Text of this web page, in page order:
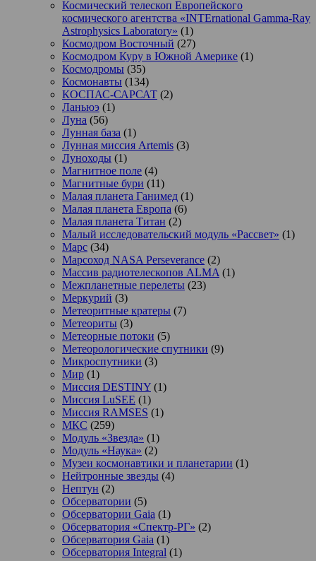
Космический телескоп Европейского
космического агентства «INTErnational Gamma-Ray
Astrophysics Laboratory» (1)
Космодром Восточный (27)
Космодром Куру в Южной Америке (1)
Космодромы (35)
Космонавты (134)
КОСПАС-САРСАТ (2)
Ланьюэ (1)
Луна (56)
Лунная база (1)
Лунная миссия Artemis (3)
Луноходы (1)
Магнитное поле (4)
Магнитные бури (11)
Малая планета Ганимед (1)
Малая планета Европа (6)
Малая планета Титан (2)
Малый исследовательский модуль «Рассвет» (1)
Марс (34)
Марсоход NASA Perseverance (2)
Массив радиотелескопов ALMA (1)
Межпланетные перелеты (23)
Меркурий (3)
Метеоритные кратеры (7)
Метеориты (3)
Метеорные потоки (5)
Метеорологические спутники (9)
Микроспутники (3)
Мир (1)
Миссия DESTINY (1)
Миссия LuSEE (1)
Миссия RAMSES (1)
МКС (259)
Модуль «Звезда» (1)
Модуль «Наука» (2)
Музеи космонавтики и планетарии (1)
Нейтронные звезды (4)
Нептун (2)
Обсерватории (5)
Обсерватории Gaia (1)
Обсерватория «Спектр-РГ» (2)
Обсерватория Gaia (1)
Обсерватория Integral (1)